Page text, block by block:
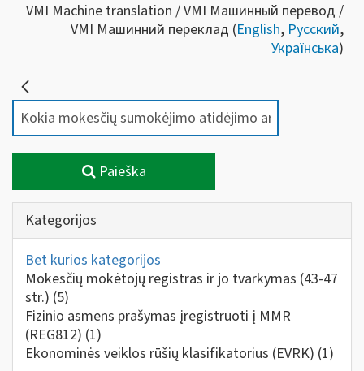
VMI Machine translation / VMI Машинный перевод /
VMI Машинний переклад (English, Русский,
Українська)
Paieška
Kategorijos
Bet kurios kategorijos
Mokesčių mokėtojų registras ir jo tvarkymas (43-47
str.) (5)
Fizinio asmens prašymas įregistruoti į MMR
(REG812) (1)
Ekonominės veiklos rūšių klasifikatorius (EVRK) (1)